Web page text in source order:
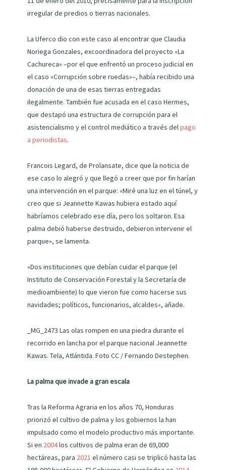
irregular de predios o tierras nacionales.
La Uferco dio con este caso al encontrar que Claudia
Noriega Gonzales, excoordinadora del proyecto «La
Cachureca» –por el que enfrentó un proceso judicial en
el caso «Corrupción sobre ruedas»–, había recibido una
donación de una de esas tierras entregadas
ilegalmente. También fue acusada en el caso Hermes,
que destapó una estructura de corrupción para el
asistencialismo y el control mediático a través delpago
a periodistas.
Francois Legard, de Prolansate, dice que la noticia de
ese caso lo alegró y que llegó a creer que por fin harían
una intervención en el parque: «Miré una luz en el túnel, y
creo que si Jeannette Kawas hubiera estado aquí
habríamos celebrado ese día, pero los soltaron. Esa
palma debió haberse destruido, debieron intervenir el
parque», se lamenta.
«Dos instituciones que debían cuidar el parque (el
Instituto de Conservación Forestal y la Secretaría de
medioambiente) lo que vieron fue como hacerse sus
navidades; políticos, funcionarios, alcaldes», añade.
_MG_2473 Las olas rompen en una piedra durante el
recorrido en lancha por el parque nacional Jeannette
Kawas. Tela, Atlántida. Foto CC / Fernando Destephen.
La palma que invade a gran escala
Tras la Reforma Agraria en los años 70, Honduras
priorizó el cultivo de palma y los gobiernos la han
impulsado como el modelo productivo más importante.
Si en 2004los cultivos de palma eran de 69,000
hectáreas, para 2021 el número casi se triplicó hasta las